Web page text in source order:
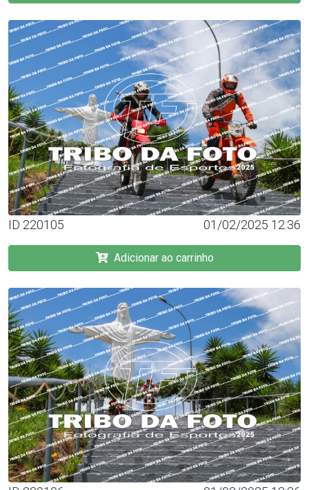
ID 220105 01/02/2025 12:36
Adicionar ao carrinho